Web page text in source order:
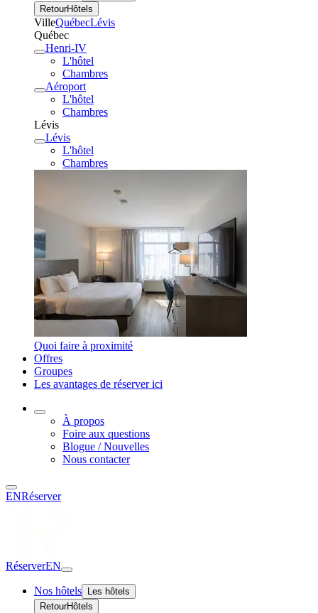
RetourHôtels
VilleQuébecLévis
Québec
Henri-IV
L'hôtel
Chambres
Aéroport
L'hôtel
Chambres
Lévis
Lévis
L'hôtel
Chambres
Quoi faire à proximité
Offres
Groupes
Les avantages de réserver ici
À propos
Foire aux questions
Blogue / Nouvelles
Nous contacter
ENRéserver
RéserverEN
Nos hôtels
Les hôtels
RetourHôtels